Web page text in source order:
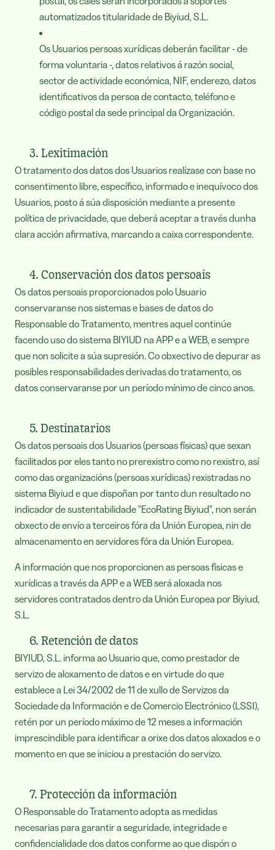
automatizados titularidade de Biyiud, S.L.
Os Usuarios persoas xurídicas deberán facilitar - de
forma voluntaria -, datos relativos á razón social,
sector de actividade económica, NIF, enderezo, datos
identificativos da persoa de contacto, teléfono e
código postal da sede principal da Organización.
3. Lexitimación
O tratamento dos datos dos Usuarios realízase con base no
consentimento libre, específico, informado e inequívoco dos
Usuarios, posto á súa disposición mediante a presente
política de privacidade, que deberá aceptar a través dunha
clara acción afirmativa, marcando a caixa correspondente.
4. Conservación dos datos persoais
Os datos persoais proporcionados polo Usuario
conservaranse nos sistemas e bases de datos do
Responsable do Tratamento, mentres aquel continúe
facendo uso do sistema BIYIUD na APP e a WEB, e sempre
que non solicite a súa supresión. Co obxectivo de depurar as
posibles responsabilidades derivadas do tratamento, os
datos conservaranse por un período mínimo de cinco anos.
5. Destinatarios
Os datos persoais dos Usuarios (persoas físicas) que sexan
facilitados por eles tanto no prerexistro como no rexistro, así
como das organizacións (persoas xurídicas) rexistradas no
sistema Biyiud e que dispoñan por tanto dun resultado no
indicador de sustentabilidade "EcoRating Biyiud", non serán
obxecto de envío a terceiros fóra da Unión Europea, nin de
almacenamento en servidores fóra da Unión Europea.
A información que nos proporcionen as persoas físicas e
xurídicas a través da APP e a WEB será aloxada nos
servidores contratados dentro da Unión Europea por Biyiud,
S.L.
6. Retención de datos
BIYIUD, S.L. informa ao Usuario que, como prestador de
servizo de aloxamento de datos e en virtude do que
establece a Lei 34/2002 de 11 de xullo de Servizos da
Sociedade da Información e de Comercio Electrónico (LSSI),
retén por un período máximo de 12 meses a información
imprescindible para identificar a orixe dos datos aloxados e o
momento en que se iniciou a prestación do servizo.
7. Protección da información
O Responsable do Tratamento adopta as medidas
necesarias para garantir a seguridade, integridade e
confidencialidade dos datos conforme ao que dispón o